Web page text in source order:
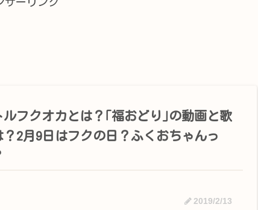
ルフクオカとは？｢福おどり｣の動画と歌
？2月9日はフクの日？ふくおちゃんっ
2019/2/13